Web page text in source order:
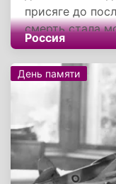
присяге до
смерть стала
товарищей и
зовущий
жизни.
Россия
День памяти